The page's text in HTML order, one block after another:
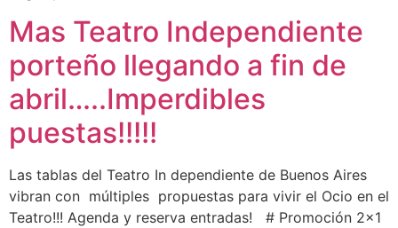
Mas Teatro Independiente
porteño llegando a fin de
abril…..Imperdibles
puestas!!!!!
Las tablas del Teatro In dependiente de Buenos Aires
vibran con múltiples propuestas para vivir el Ocio en el
Teatro!!! Agenda y reserva entradas! # Promoción 2×1